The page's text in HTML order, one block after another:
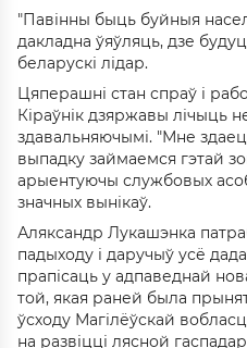
"Павінны быць буйныя
дакладна ўяўляць, дзе
беларускі лідар.
Цяперашні стан спраў і
Кіраўнік дзяржавы лічыць
здавальняючымі. "Мне
выпадку займаемся гэтай
арыентуючы службовых
значных вынікаў.
Аляксандр Лукашэнка
падыходу і даручыў усё
прапісаць у адпаведнай
той, якая раней была
ўсходу Магілёўскай
на развіцці лясной